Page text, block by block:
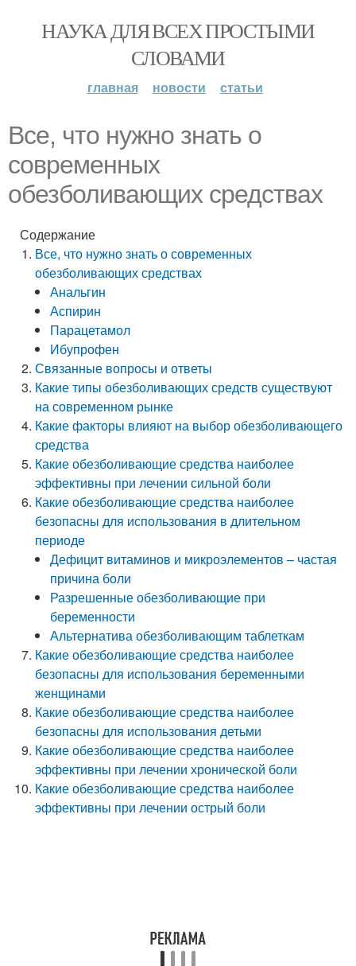
НАУКА ДЛЯ ВСЕХ ПРОСТЫМИ
СЛОВАМИ
главная новости статьи
Все, что нужно знать о
современных
обезболивающих средствах
Содержание
Все, что нужно знать о современных
обезболивающих средствах
Анальгин
Аспирин
Парацетамол
Ибупрофен
Связанные вопросы и ответы
Какие типы обезболивающих средств существуют
на современном рынке
Какие факторы влияют на выбор обезболивающего
средства
Какие обезболивающие средства наиболее
эффективны при лечении сильной боли
Какие обезболивающие средства наиболее
безопасны для использования в длительном
периоде
Дефицит витаминов и микроэлементов – частая
причина боли
Разрешенные обезболивающие при
беременности
Альтернатива обезболивающим таблеткам
Какие обезболивающие средства наиболее
безопасны для использования беременными
женщинами
Какие обезболивающие средства наиболее
безопасны для использования детьми
Какие обезболивающие средства наиболее
эффективны при лечении хронической боли
Какие обезболивающие средства наиболее
эффективны при лечении острый боли